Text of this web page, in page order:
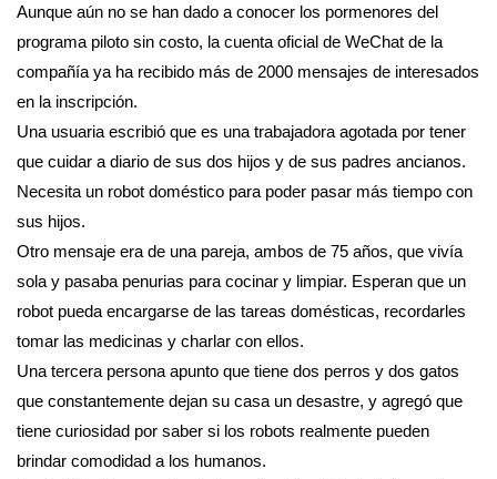
Aunque aún no se han dado a conocer los pormenores del
programa piloto sin costo, la cuenta oficial de WeChat de la
compañía ya ha recibido más de 2000 mensajes de interesados
en la inscripción.
Una usuaria escribió que es una trabajadora agotada por tener
que cuidar a diario de sus dos hijos y de sus padres ancianos.
Necesita un robot doméstico para poder pasar más tiempo con
sus hijos.
Otro mensaje era de una pareja, ambos de 75 años, que vivía
sola y pasaba penurias para cocinar y limpiar. Esperan que un
robot pueda encargarse de las tareas domésticas, recordarles
tomar las medicinas y charlar con ellos.
Una tercera persona apunto que tiene dos perros y dos gatos
que constantemente dejan su casa un desastre, y agregó que
tiene curiosidad por saber si los robots realmente pueden
brindar comodidad a los humanos.